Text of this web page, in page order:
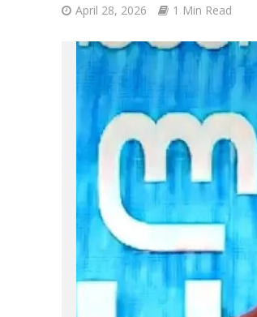
April 28, 2026 1 Min Read